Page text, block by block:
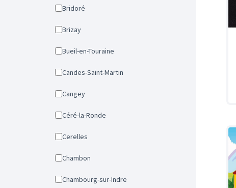
Bridoré
Brizay
Bueil-en-Touraine
Candes-Saint-Martin
Cangey
Céré-la-Ronde
Cerelles
Chambon
Chambourg-sur-Indre